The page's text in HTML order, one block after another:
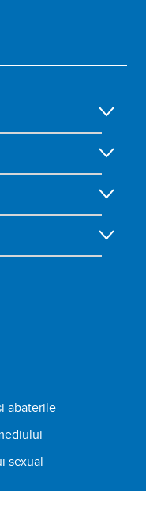
abaterile
sexual